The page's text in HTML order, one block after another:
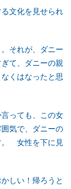
文化を見せられ
それが、ダニー
て、ダニーの親
くはなったと思
っても、この女
気で、ダニーの
。 女性を下に見
しい！帰ろうと